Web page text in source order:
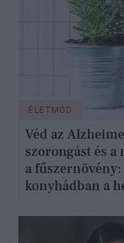
ÉLETMÓD
Véd az
szorongást és
a
konyhádban a